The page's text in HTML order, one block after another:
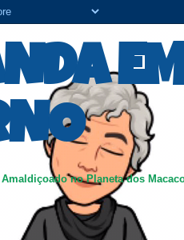
no Planeta dos